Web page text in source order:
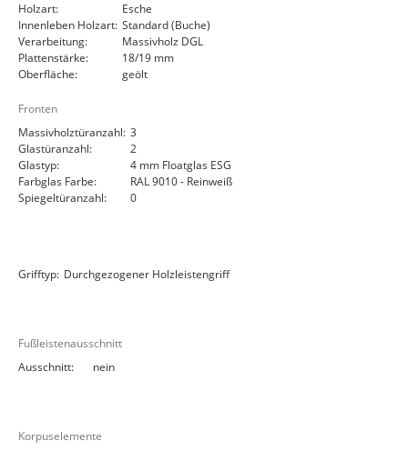
Holzart:
Esche
Innenleben Holzart: Standard (Buche)
Verarbeitung:
Massivholz DGL
Plattenstärke:
18/19 mm
Oberfläche:
geölt
Fronten
Massivholztüranzahl: 3
Glastüranzahl:
2
Glastyp:
4 mm Floatglas ESG
Farbglas Farbe:
RAL 9010 - Reinweiß
Spiegeltüranzahl:
0
Grifftyp: Durchgezogener Holzleistengriff
Fußleistenausschnitt
Ausschnitt:
nein
Korpuselemente